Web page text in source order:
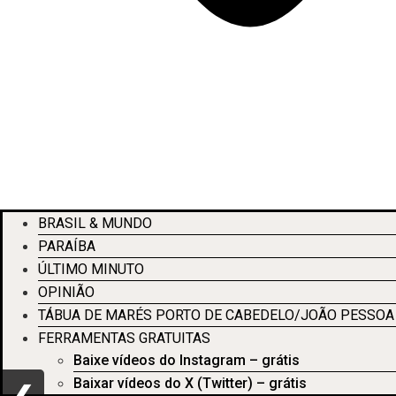
BRASIL & MUNDO
PARAÍBA
ÚLTIMO MINUTO
OPINIÃO
TÁBUA DE MARÉS PORTO DE CABEDELO/JOÃO
FERRAMENTAS GRATUITAS
Baixe vídeos do Instagram – grátis
Baixar vídeos do X (Twitter) – grátis